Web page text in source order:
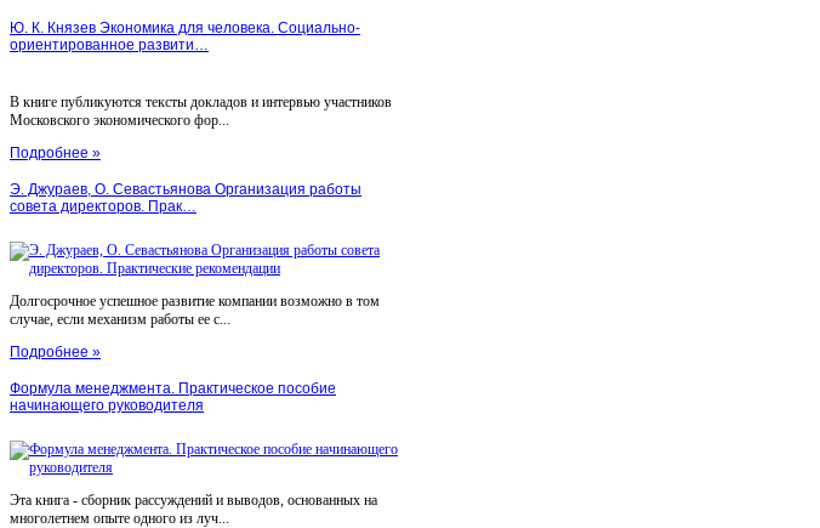
Ю. К. Князев Экономика для человека. Социально-
ориентированное развити…
В книге публикуются тексты докладов и интервью участников
Московского экономического фор...
Подробнее »
Э. Джураев, О. Севастьянова Организация работы
совета директоров. Прак…
Долгосрочное успешное развитие компании возможно в том
случае, если механизм работы ее с...
Подробнее »
Формула менеджмента. Практическое пособие
начинающего руководителя
Эта книга - сборник рассуждений и выводов, основанных на
многолетнем опыте одного из луч...